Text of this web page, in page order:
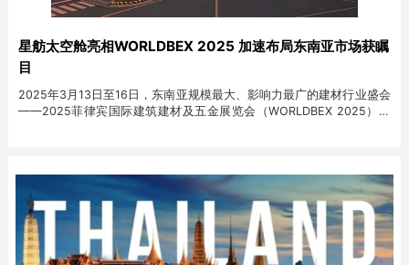
星舫太空舱亮相WORLDBEX 2025 加速布局东南亚市场获瞩
目
2025年3月13日至16日，东南亚规模最大、影响力最广的建材行业盛会
——2025菲律宾国际建筑建材及五金展览会（WORLDBEX 2025）在